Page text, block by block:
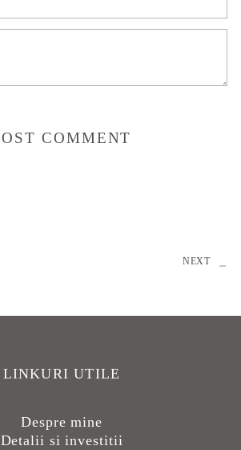
NEXT
LINKURI UTILE
Despre mine
Detalii si investitii